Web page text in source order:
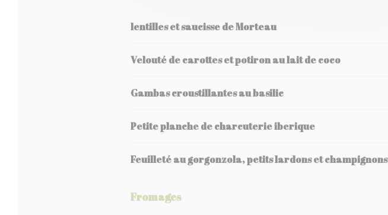
lentilles et saucisse de Morteau
Velouté de carottes et potiron au lait de coco
Gambas croustillantes au basilic
Petite planche de charcuterie iberique
Feuilleté au gorgonzola, petits lardons et champignons
Fromages